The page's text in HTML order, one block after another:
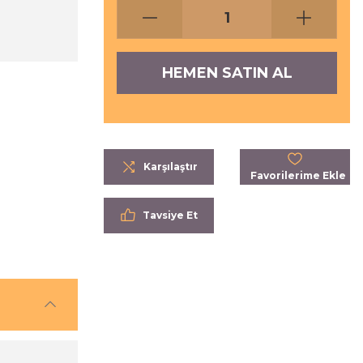
HEMEN SATIN AL
Karşılaştır
Tavsiye Et